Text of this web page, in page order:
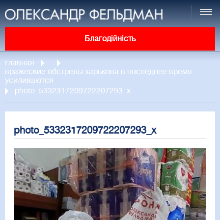
Благодійність
главная
вражеские обстрелы харькова в последнее время
усиливаются
photo_5332317209722207293_x
photo_5332317209722207293_x